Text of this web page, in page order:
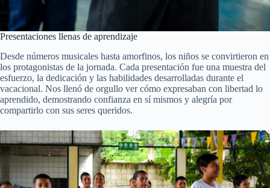
Presentaciones llenas de aprendizaje
Desde números musicales hasta amorfinos, los niños se convirtieron en
los protagonistas de la jornada. Cada presentación fue una muestra del
esfuerzo, la dedicación y las habilidades desarrolladas durante el
vacacional. Nos llenó de orgullo ver cómo expresaban con libertad lo
aprendido, demostrando confianza en sí mismos y alegría por
compartirlo con sus seres queridos.